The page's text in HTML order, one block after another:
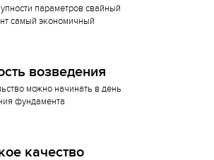
параметров свайный
самый экономичный
возведения
можно начинать в день
фундамента
качество